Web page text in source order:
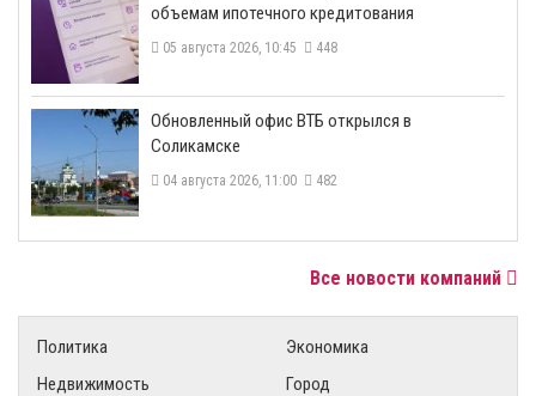
объемам ипотечного кредитования
05 августа 2026, 10:45 448
​Обновленный офис ВТБ открылся в
Соликамске
04 августа 2026, 11:00 482
Все новости компаний
Политика
Экономика
Недвижимость
Город